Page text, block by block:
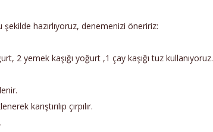
hazırlıyoruz, denemenizi öneririz:
2 yemek kaşığı yoğurt ,1 çay kaşığı tuz kullanıyoruz.
karıştırılıp çırpılır.